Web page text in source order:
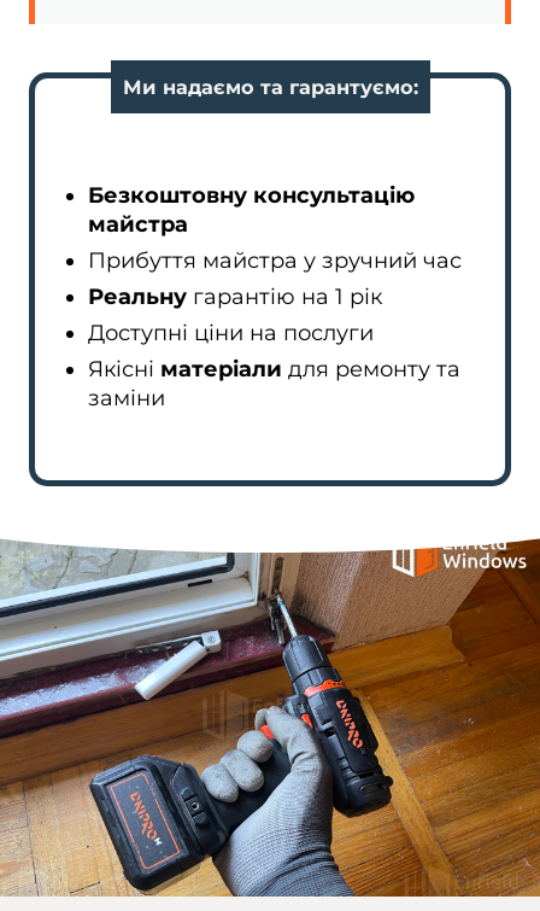
Ми надаємо та гарантуємо:
Безкоштовну консультацію
майстра
Прибуття майстра у зручний час
Реальну гарантію на 1 рік
Доступні ціни на послуги
Якісні матеріали для ремонту та
заміни